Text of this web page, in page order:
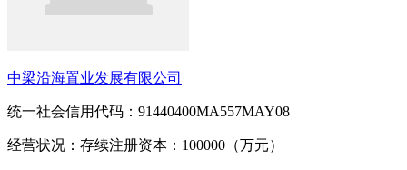
中梁沿海置业发展有限公司
统一社会信用代码：91440400MA557MAY08
经营状况：存续注册资本：100000（万元）